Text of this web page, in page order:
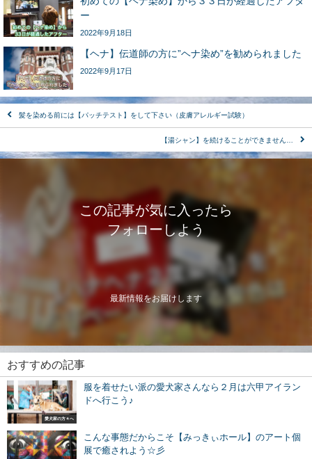
ー
2022年9月18日
【ヘナ】伝道師の方に”ヘナ染め”を勧められました
2022年9月17日
髪を染める前には【パッチテスト】をして下さい（皮膚アレルギー試験）
【湯シャン】を続けることができません…
この記事が気に入ったら
フォローしよう
最新情報をお届けします
おすすめの記事
愛犬家の方々へ
服を着せたい派の愛犬家さんなら２月は六甲アイラン
ドへ行こう♪
こんな事態だからこそ【みっきぃホール】のアート個
展で癒されよう☆彡